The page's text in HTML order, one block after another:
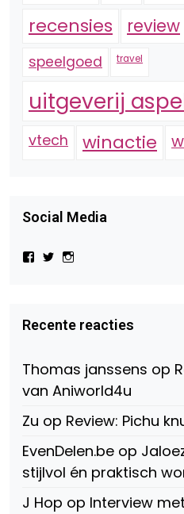
recensies review
speelgoed travel
uitgeverij
vtech winactie
Social Media
Bekijk
Beauty-
147775071915783/?
Facebook
Bekijk
op
Twitter
op
Instagram
Recente reacties
Thomas janssens op
van Aniworld4u
Zu op Review: Pichu
EvenDelen.be op
stijlvol én praktisch
J Hop op Interview